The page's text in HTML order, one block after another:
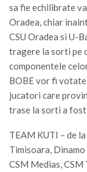
sa fie echilibrate
Oradea, chiar
CSU Oradea si U-
tragere la sorti pe
componentele
BOBE vor fi
jucatori care
trase la sorti a fost
TEAM KUTI – de
Timisoara,
CSM Medias, CSM